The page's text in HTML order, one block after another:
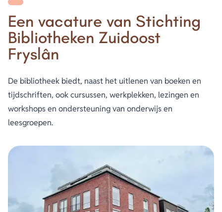
Aanmelden voor deze vacature kan via
theresia.tel@bzof.nl
Een vacature van Stichting
Bibliotheken Zuidoost
Fryslân
De bibliotheek biedt, naast het uitlenen van boeken en
tijdschriften, ook cursussen, werkplekken, lezingen en
workshops en ondersteuning van onderwijs en
leesgroepen.